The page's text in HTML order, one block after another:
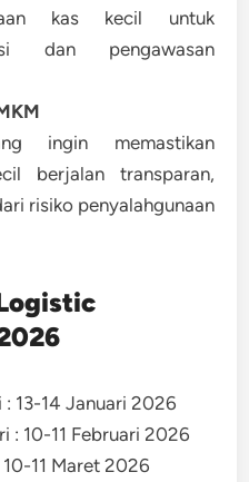
kas kecil untuk
dan pengawasan
ingin memastikan
berjalan transparan,
risiko penyalahgunaan
: 13-14 Januari 2026
: 10-11 Februari 2026
11 Maret 2026